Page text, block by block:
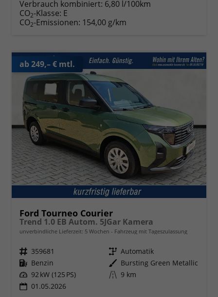
Verbrauch kombiniert: 6,80 l/100km
CO2-Klasse: E
CO2-Emissionen: 154,00 g/km
ab 249,– € mtl.
Ford Tourneo Courier
Trend 1.0 EB Autom. 5JGar Kamera
unverbindliche Lieferzeit: 5 Wochen Fahrzeug mit Tageszulassung
Fahrzeugnr. 359681 Getriebe Automatik
Kraftstoff Benzin Außenfarbe Bursting Green Metallic
Leistung 92 kW (125 PS) Kilometerstand 9 km
01.05.2026